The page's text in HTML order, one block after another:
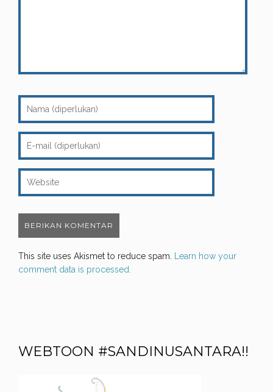
This site uses Akismet to reduce spam. Learn how your
comment data is processed.
WEBTOON #SANDINUSANTARA!!